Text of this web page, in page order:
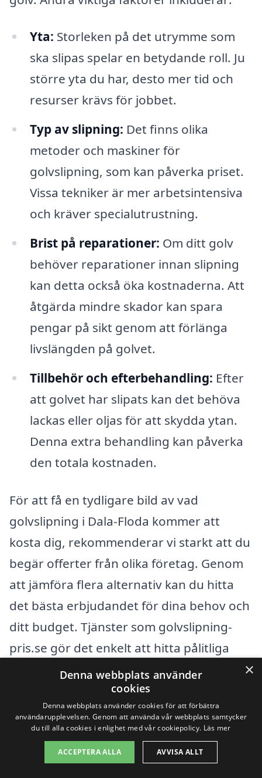
Yta: Storleken på det utrymme som
ska slipas spelar en betydande roll. Ju
större yta du har, desto mer tid och
resurser krävs för jobbet.
Typ av slipning: Det finns olika
metoder och maskiner för
golvslipning, som kan påverka priset.
Vissa tekniker är mer arbetsintensiva
och kräver specialutrustning.
Brist på reparationer: Om ditt golv
behöver reparationer innan slipning
kan detta också öka kostnaderna. Att
åtgärda mindre skador kan spara
pengar på sikt genom att förlänga
livslängden på golvet.
Tillbehör och efterbehandling: Efter
att golvet har slipats kan det behöva
lackas eller oljas för att skydda ytan.
Denna extra behandling kan påverka
den totala kostnaden.
För att få en tydligare bild av vad
golvslipning i Dala-Floda kommer att
kosta dig, rekommenderar vi starkt att du
begär offerter från olika företag. Genom
att jämföra flera alternativ kan du hitta
det bästa erbjudandet för dina behov och
ditt budget. Tjänster som golvslipning-
pris.se gör det enkelt att hitta pålitliga
hantverkare i ditt område, vilket hjälper
dig att få ett optimalt resultat för ditt golv.
Få 3 erbjudanden, gratis och utan
förpliktelser
×
Denna webbplats använder
cookies
Denna webbplats använder cookies för att förbättra
användarupplevelsen. Genom att använda vår webbplats samtycker
du till alla cookies i enlighet med vår cookiepolicy. Läs mer
ACCEPTERA ALLA AVVISA ALLT